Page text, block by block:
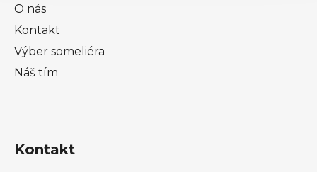
O nás
Kontakt
Výber someliéra
Náš tím
Kontakt